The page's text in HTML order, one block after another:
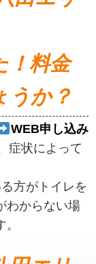
！料金
うか？
WEB申し込み
症状によって
方がトイレを
わからない場